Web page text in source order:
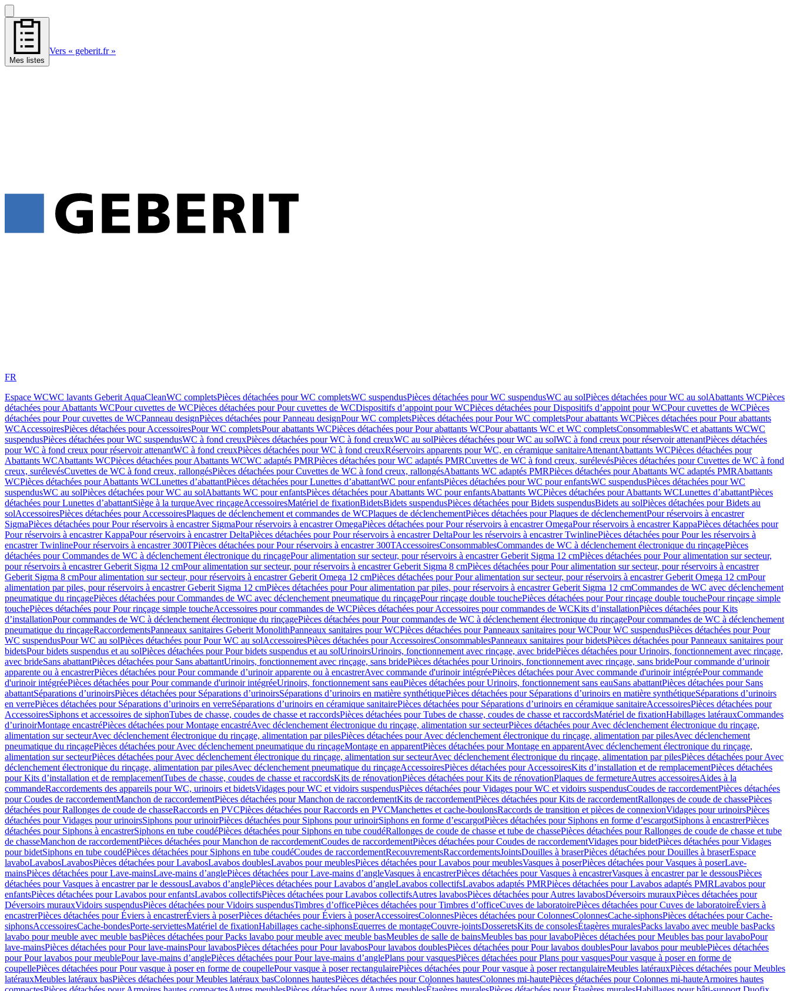
Mes listes
Vers « geberit.fr »
FR
Espace WCWC lavants Geberit AquaCleanWC completsPièces détachées pour WC completsWC suspendusPièces détachées pour WC suspendusWC au solPièces détachées pour WC au solAbattants WCPièces
détachées pour Abattants WCPour cuvettes de WCPièces détachées pour Pour cuvettes de WCDispositifs d’appoint pour WCPièces détachées pour Dispositifs d’appoint pour WCPour cuvettes de WCPièces
détachées pour Pour cuvettes de WCPanneau designPièces détachées pour Panneau designPour WC completsPièces détachées pour Pour WC completsPour abattants WCPièces détachées pour Pour abattants
WCAccessoiresPièces détachées pour AccessoiresPour WC completsPour abattants WCPièces détachées pour Pour abattants WCPour abattants WC et WC completsConsommablesWC et abattants WCWC
suspendusPièces détachées pour WC suspendusWC à fond creuxPièces détachées pour WC à fond creuxWC au solPièces détachées pour WC au solWC à fond creux pour réservoir attenantPièces détachées
pour WC à fond creux pour réservoir attenantWC à fond creuxPièces détachées pour WC à fond creuxRéservoirs apparents pour WC, en céramique sanitaireAttenantAbattants WCPièces détachées pour
Abattants WCAbattants WCPièces détachées pour Abattants WCWC adaptés PMRPièces détachées pour WC adaptés PMRCuvettes de WC à fond creux, surélevésPièces détachées pour Cuvettes de WC à fond
creux, surélevésCuvettes de WC à fond creux, rallongésPièces détachées pour Cuvettes de WC à fond creux, rallongésAbattants WC adaptés PMRPièces détachées pour Abattants WC adaptés PMRAbattants
WCPièces détachées pour Abattants WCLunettes d’abattantPièces détachées pour Lunettes d’abattantWC pour enfantsPièces détachées pour WC pour enfantsWC suspendusPièces détachées pour WC
suspendusWC au solPièces détachées pour WC au solAbattants WC pour enfantsPièces détachées pour Abattants WC pour enfantsAbattants WCPièces détachées pour Abattants WCLunettes d’abattantPièces
détachées pour Lunettes d’abattantSiège à la turqueAvec rinçageAccessoiresMatériel de fixationBidetsBidets suspendusPièces détachées pour Bidets suspendusBidets au solPièces détachées pour Bidets au
solAccessoiresPièces détachées pour AccessoiresPlaques de déclenchement et commandes de WCPlaques de déclenchementPièces détachées pour Plaques de déclenchementPour réservoirs à encastrer
SigmaPièces détachées pour Pour réservoirs à encastrer SigmaPour réservoirs à encastrer OmegaPièces détachées pour Pour réservoirs à encastrer OmegaPour réservoirs à encastrer KappaPièces détachées pour
Pour réservoirs à encastrer KappaPour réservoirs à encastrer DeltaPièces détachées pour Pour réservoirs à encastrer DeltaPour les réservoirs à encastrer TwinlinePièces détachées pour Pour les réservoirs à
encastrer TwinlinePour réservoirs à encastrer 300TPièces détachées pour Pour réservoirs à encastrer 300TAccessoiresConsommablesCommandes de WC à déclenchement électronique du rinçagePièces
détachées pour Commandes de WC à déclenchement électronique du rinçagePour alimentation sur secteur, pour réservoirs à encastrer Geberit Sigma 12 cmPièces détachées pour Pour alimentation sur secteur,
pour réservoirs à encastrer Geberit Sigma 12 cmPour alimentation sur secteur, pour réservoirs à encastrer Geberit Sigma 8 cmPièces détachées pour Pour alimentation sur secteur, pour réservoirs à encastrer
Geberit Sigma 8 cmPour alimentation sur secteur, pour réservoirs à encastrer Geberit Omega 12 cmPièces détachées pour Pour alimentation sur secteur, pour réservoirs à encastrer Geberit Omega 12 cmPour
alimentation par piles, pour réservoirs à encastrer Geberit Sigma 12 cmPièces détachées pour Pour alimentation par piles, pour réservoirs à encastrer Geberit Sigma 12 cmCommandes de WC avec déclenchement
pneumatique du rinçagePièces détachées pour Commandes de WC avec déclenchement pneumatique du rinçagePour rinçage double touchePièces détachées pour Pour rinçage double touchePour rinçage simple
touchePièces détachées pour Pour rinçage simple toucheAccessoires pour commandes de WCPièces détachées pour Accessoires pour commandes de WCKits d’installationPièces détachées pour Kits
d’installationPour commandes de WC à déclenchement électronique du rinçagePièces détachées pour Pour commandes de WC à déclenchement électronique du rinçagePour commandes de WC à déclenchement
pneumatique du rinçageRaccordementsPanneaux sanitaires Geberit MonolithPanneaux sanitaires pour WCPièces détachées pour Panneaux sanitaires pour WCPour WC suspendusPièces détachées pour Pour
WC suspendusPour WC au solPièces détachées pour Pour WC au solAccessoiresPièces détachées pour AccessoiresConsommablesPanneaux sanitaires pour bidetsPièces détachées pour Panneaux sanitaires pour
bidetsPour bidets suspendus et au solPièces détachées pour Pour bidets suspendus et au solUrinoirsUrinoirs, fonctionnement avec rinçage, avec bridePièces détachées pour Urinoirs, fonctionnement avec rinçage,
avec brideSans abattantPièces détachées pour Sans abattantUrinoirs, fonctionnement avec rinçage, sans bridePièces détachées pour Urinoirs, fonctionnement avec rinçage, sans bridePour commande d’urinoir
apparente ou à encastrerPièces détachées pour Pour commande d’urinoir apparente ou à encastrerAvec commande d'urinoir intégréePièces détachées pour Avec commande d'urinoir intégréePour commande
d'urinoir intégréePièces détachées pour Pour commande d'urinoir intégréeUrinoirs, fonctionnement sans eauPièces détachées pour Urinoirs, fonctionnement sans eauSans abattantPièces détachées pour Sans
abattantSéparations d’urinoirsPièces détachées pour Séparations d’urinoirsSéparations d’urinoirs en matière synthétiquePièces détachées pour Séparations d’urinoirs en matière synthétiqueSéparations d’urinoirs
en verrePièces détachées pour Séparations d’urinoirs en verreSéparations d’urinoirs en céramique sanitairePièces détachées pour Séparations d’urinoirs en céramique sanitaireAccessoiresPièces détachées pour
AccessoiresSiphons et accessoires de siphonTubes de chasse, coudes de chasse et raccordsPièces détachées pour Tubes de chasse, coudes de chasse et raccordsMatériel de fixationHabillages latérauxCommandes
dʼurinoirMontage encastréPièces détachées pour Montage encastréAvec déclenchement électronique du rinçage, alimentation sur secteurPièces détachées pour Avec déclenchement électronique du rinçage,
alimentation sur secteurAvec déclenchement électronique du rinçage, alimentation par pilesPièces détachées pour Avec déclenchement électronique du rinçage, alimentation par pilesAvec déclenchement
pneumatique du rinçagePièces détachées pour Avec déclenchement pneumatique du rinçageMontage en apparentPièces détachées pour Montage en apparentAvec déclenchement électronique du rinçage,
alimentation sur secteurPièces détachées pour Avec déclenchement électronique du rinçage, alimentation sur secteurAvec déclenchement électronique du rinçage, alimentation par pilesPièces détachées pour Avec
déclenchement électronique du rinçage, alimentation par pilesAvec déclenchement pneumatique du rinçageAccessoiresPièces détachées pour AccessoiresKits d’installation et de remplacementPièces détachées
pour Kits d’installation et de remplacementTubes de chasse, coudes de chasse et raccordsKits de rénovationPièces détachées pour Kits de rénovationPlaques de fermetureAutres accessoiresAides à la
commandeRaccordements des appareils pour WC, urinoirs et bidetsVidages pour WC et vidoirs suspendusPièces détachées pour Vidages pour WC et vidoirs suspendusCoudes de raccordementPièces détachées
pour Coudes de raccordementManchon de raccordementPièces détachées pour Manchon de raccordementKits de raccordementPièces détachées pour Kits de raccordementRallonges de coude de chassePièces
détachées pour Rallonges de coude de chasseRaccords en PVCPièces détachées pour Raccords en PVCManchettes et cache-boulonsRaccords de transition et pièces de connexionVidages pour urinoirsPièces
détachées pour Vidages pour urinoirsSiphons pour urinoirPièces détachées pour Siphons pour urinoirSiphons en forme d’escargotPièces détachées pour Siphons en forme d’escargotSiphons à encastrerPièces
détachées pour Siphons à encastrerSiphons en tube coudéPièces détachées pour Siphons en tube coudéRallonges de coude de chasse et tube de chassePièces détachées pour Rallonges de coude de chasse et tube
de chasseManchon de raccordementPièces détachées pour Manchon de raccordementCoudes de raccordementPièces détachées pour Coudes de raccordementVidages pour bidetPièces détachées pour Vidages
pour bidetSiphons en tube coudéPièces détachées pour Siphons en tube coudéCoudes de raccordementRecouvrementsRaccordementsJointsDouilles à braserPièces détachées pour Douilles à braserEspace
lavaboLavabosLavabosPièces détachées pour LavabosLavabos doublesLavabos pour meublesPièces détachées pour Lavabos pour meublesVasques à poserPièces détachées pour Vasques à poserLave-
mainsPièces détachées pour Lave-mainsLave-mains d’anglePièces détachées pour Lave-mains d’angleVasques à encastrerPièces détachées pour Vasques à encastrerVasques à encastrer par le dessousPièces
détachées pour Vasques à encastrer par le dessousLavabos d’anglePièces détachées pour Lavabos d’angleLavabos collectifsLavabos adaptés PMRPièces détachées pour Lavabos adaptés PMRLavabos pour
enfantsPièces détachées pour Lavabos pour enfantsLavabos collectifsPièces détachées pour Lavabos collectifsAutres lavabosPièces détachées pour Autres lavabosDéversoirs murauxPièces détachées pour
Déversoirs murauxVidoirs suspendusPièces détachées pour Vidoirs suspendusTimbres dʼofficePièces détachées pour Timbres dʼofficeCuves de laboratoirePièces détachées pour Cuves de laboratoireÉviers à
encastrerPièces détachées pour Éviers à encastrerÉviers à poserPièces détachées pour Éviers à poserAccessoiresColonnesPièces détachées pour ColonnesColonnesCache-siphonsPièces détachées pour Cache-
siphonsAccessoiresCache-bondesPorte-serviettesMatériel de fixationHabillages cache-siphonsEquerres de montageCouvre-jointsDosseretsKits de consolesÉtagères muralesPacks lavabo avec meuble basPacks
lavabo pour meuble avec meuble basPièces détachées pour Packs lavabo pour meuble avec meuble basMeubles de salle de bainsMeubles bas pour lavaboPièces détachées pour Meubles bas pour lavaboPour
lave-mainsPièces détachées pour Pour lave-mainsPour lavabosPièces détachées pour Pour lavabosPour lavabos doublesPièces détachées pour Pour lavabos doublesPour lavabos pour meublePièces détachées
pour Pour lavabos pour meublePour lave-mains d’anglePièces détachées pour Pour lave-mains d’anglePlans pour vasquesPièces détachées pour Plans pour vasquesPour vasque à poser en forme de
coupellePièces détachées pour Pour vasque à poser en forme de coupellePour vasque à poser rectangulairePièces détachées pour Pour vasque à poser rectangulaireMeubles latérauxPièces détachées pour Meubles
latérauxMeubles latéraux basPièces détachées pour Meubles latéraux basColonnes hautesPièces détachées pour Colonnes hautesColonnes mi-hautePièces détachées pour Colonnes mi-hauteArmoires hautes